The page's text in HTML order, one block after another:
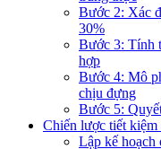
Bước 2: Xác
30%
Bước 3: Tính
hợp
Bước 4: Mô
chịu đựng
Bước 5:
Chiến lược tiết kiệm
Lập kế hoạch